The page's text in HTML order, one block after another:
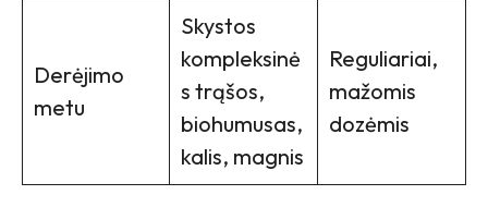
Derėjimo
metu
Skystos
kompleksinė
s trąšos,
biohumusas,
kalis, magnis
Reguliariai,
mažomis
dozėmis